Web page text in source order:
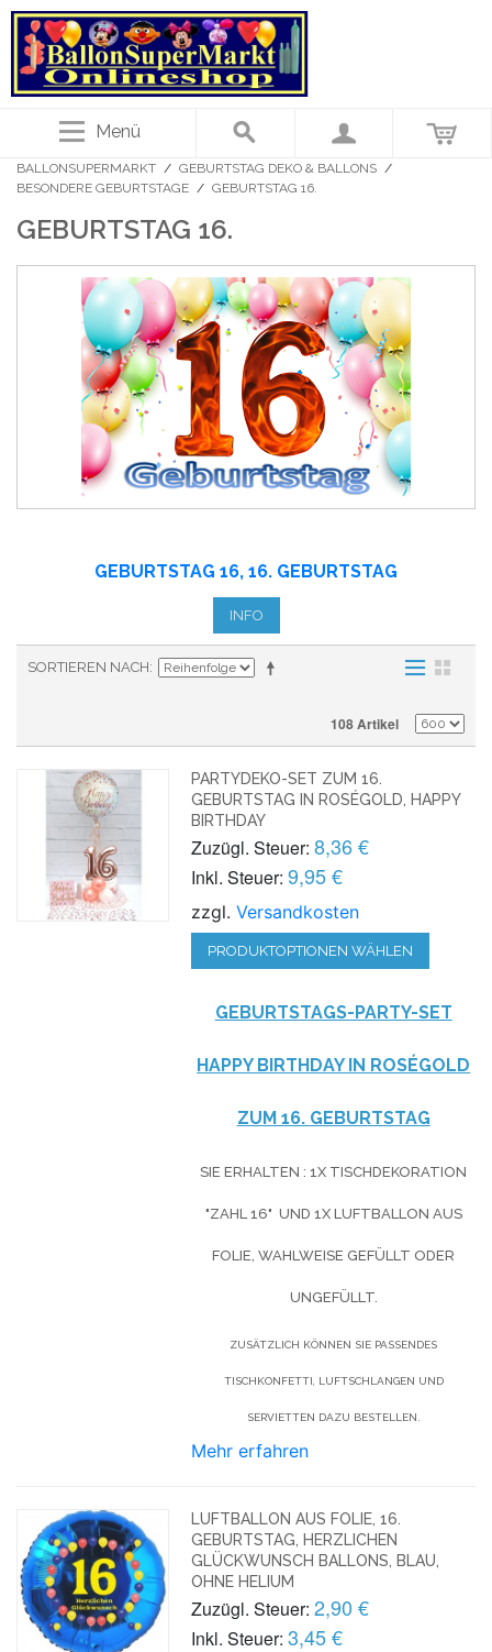
Menü
BALLONSUPERMARKT / GEBURTSTAG DEKO & BALLONS /
BESONDERE GEBURTSTAGE / GEBURTSTAG 16.
GEBURTSTAG 16.
GEBURTSTAG 16, 16. GEBURTSTAG
INFO
SORTIEREN NACH
108 Artikel
PARTYDEKO-SET ZUM 16.
GEBURTSTAG IN ROSÉGOLD, HAPPY
BIRTHDAY
Zuzügl. Steuer: 8,36 €
Inkl. Steuer: 9,95 €
zzgl.Versandkosten
PRODUKTOPTIONEN WÄHLEN
GEBURTSTAGS-PARTY-SET
HAPPY BIRTHDAY IN ROSÉGOLD
ZUM 16. GEBURTSTAG
SIEERHALTEN : 1X TISCHDEKORATION
"ZAHL 16" UND 1X LUFTBALLON AUS
FOLIE, WAHLWEISE GEFÜLLT ODER
UNGEFÜLLT.
ZUSÄTZLICH KÖNNEN SIE PASSENDES
TISCHKONFETTI, LUFTSCHLANGEN UND
SERVIETTEN DAZU BESTELLEN.
Mehr erfahren
LUFTBALLON AUS FOLIE, 16.
GEBURTSTAG, HERZLICHEN
GLÜCKWUNSCH BALLONS, BLAU,
OHNE HELIUM
Zuzügl. Steuer: 2,90 €
Inkl. Steuer: 3,45 €